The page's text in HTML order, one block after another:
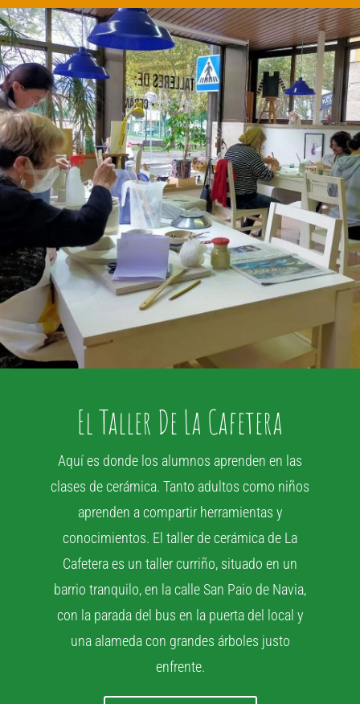
El Taller De La Cafetera
Aquí es donde los alumnos aprenden en las
clases de cerámica. Tanto adultos como niños
aprenden a compartir herramientas y
conocimientos. El taller de cerámica de La
Cafetera es un taller curriño, situado en un
barrio tranquilo, en la calle San Paio de Navia,
con la parada del bus en la puerta del local y
una alameda con grandes árboles justo
enfrente.